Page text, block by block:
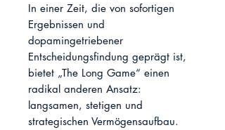
In einer Zeit, die von sofortigen
Ergebnissen und
dopamingetriebener
Entscheidungsfindung geprägt ist,
bietet „The Long Game“ einen
radikal anderen Ansatz:
langsamen, stetigen und
strategischen Vermögensaufbau.